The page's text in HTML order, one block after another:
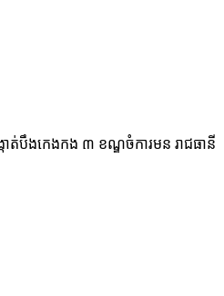
ាត់បឹងកេងកង ៣ ខណ្ឌចំការមន រាជធានី